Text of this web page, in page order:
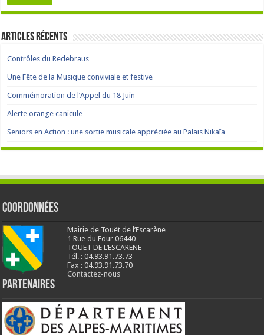
Articles récents
Contrôles du Redebraus
Une Fête de la Musique conviviale et festive
Commémoration de l’Appel du 18 Juin
Alerte orange canicule
Seniors en Action : une sortie musicale appréciée au Palais Nikaïa
Coordonnées
Mairie de Touët de l’Escarène
1 Rue du Four 06440
TOUET DE L’ESCARENE
Tél. : 04.93.91.73.73
Fax : 04.93.91.73.70
Contactez-nous
Partenaires